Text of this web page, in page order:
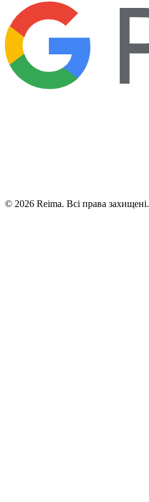
© 2026 Reima. Всі права захищені.